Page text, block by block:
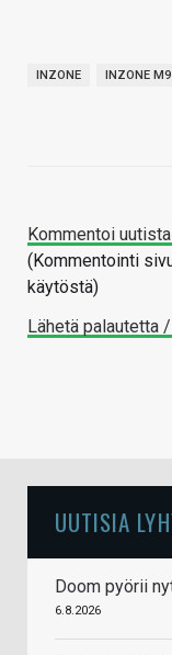
INZONE INZONE M9
Kommentoi
(Kommentointi
käytöstä)
Lähetä palautetta
UUTISIA
Doom pyörii
6.8.2026